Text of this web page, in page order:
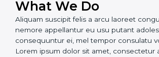
What We Do
Aliquam suscipit felis a arcu laoreet
nemore appellantur eu usu putant
consequuntur ei, mel tempor consulatu
Lorem ipsum dolor sit amet, consectetur